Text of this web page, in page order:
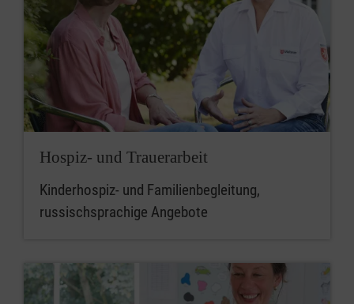
Hospiz- und Trauerarbeit
Kinderhospiz- und Familien­begleitung,
russischsprachige Angebote